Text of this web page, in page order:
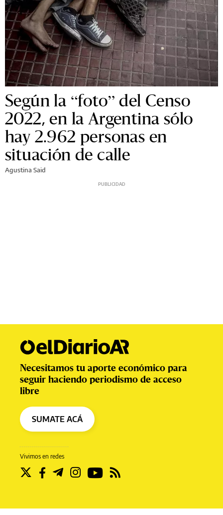
Según la “foto” del Censo
2022, en la Argentina sólo
hay 2.962 personas en
situación de calle
Agustina Said
Vivimos en redes
Necesitamos tu aporte económico para
seguir haciendo periodismo de acceso
libre
SUMATE ACÁ